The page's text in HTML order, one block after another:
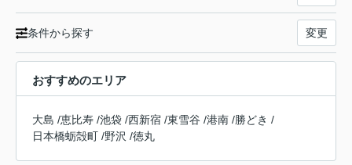
条件から探す 変更
おすすめのエリア
大島 /恵比寿 /池袋 /西新宿 /東雪谷 /港南 /勝どき /
日本橋蛎殻町 /野沢 /徳丸